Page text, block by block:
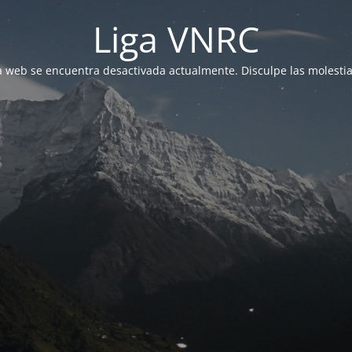
Liga VNRC
web se encuentra desactivada actualmente. Disculpe las